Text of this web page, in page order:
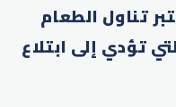
تناول الطعام
تؤدي إلى ابتلاع